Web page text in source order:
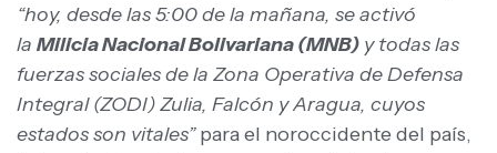
“hoy, desde las 5:00 de la mañana, se activó
la Milicia Nacional Bolivariana (MNB) y todas las
fuerzas sociales de la Zona Operativa de Defensa
Integral (ZODI) Zulia, Falcón y Aragua, cuyos
estados son vitales”para el noroccidente del país,